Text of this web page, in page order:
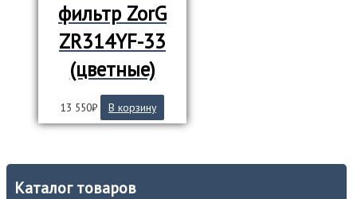
Каталог товаров
фильтр ZorG
ZR314YF-33
(цветные)
13 550₽ В корзину